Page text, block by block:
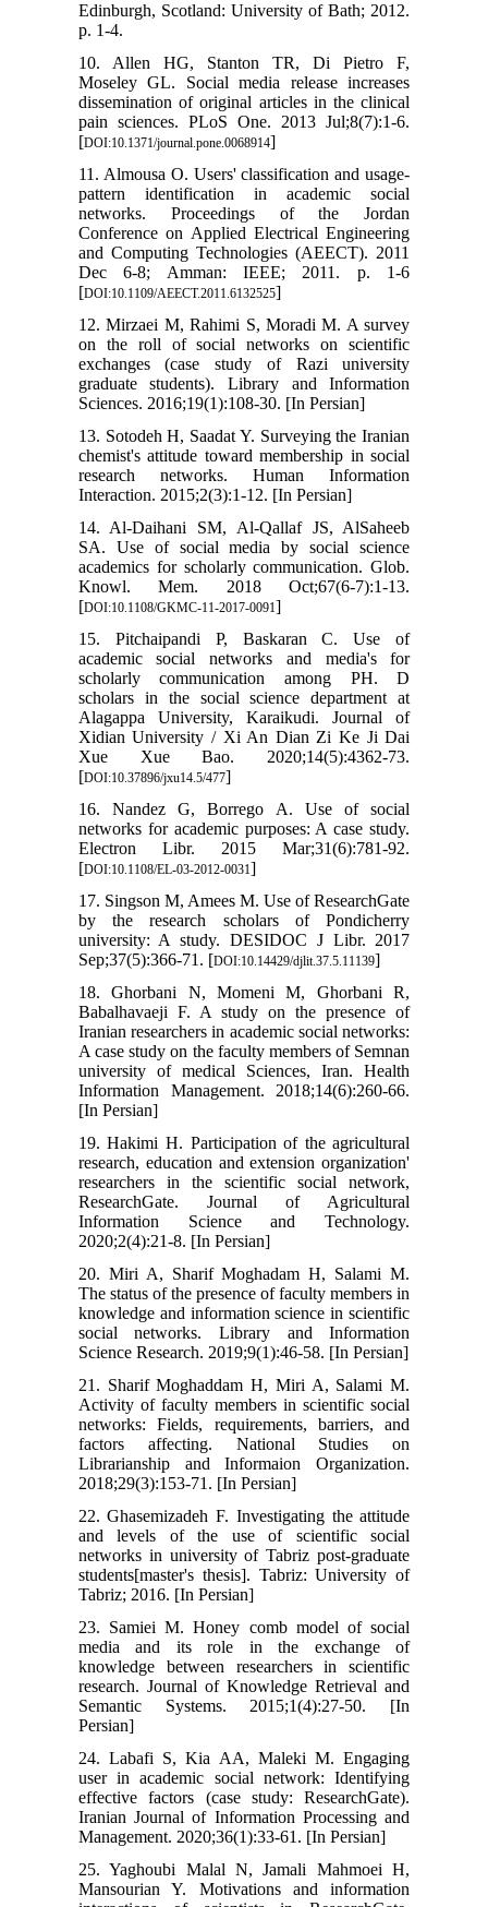
Edinburgh, Scotland: University of Bath; 2012.
p. 1-4.
10. Allen HG, Stanton TR, Di Pietro F,
Moseley GL. Social media release increases
dissemination of original articles in the clinical
pain sciences. PLoS One. 2013 Jul;8(7):1-6.
[DOI:10.1371/journal.pone.0068914]
11. Almousa O. Users' classification and usage-
pattern identification in academic social
networks. Proceedings of the Jordan
Conference on Applied Electrical Engineering
and Computing Technologies (AEECT). 2011
Dec 6-8; Amman: IEEE; 2011. p. 1-6
[DOI:10.1109/AEECT.2011.6132525]
12. Mirzaei M, Rahimi S, Moradi M. A survey
on the roll of social networks on scientific
exchanges (case study of Razi university
graduate students). Library and Information
Sciences. 2016;19(1):108-30. [In Persian]
13. Sotodeh H, Saadat Y. Surveying the Iranian
chemist's attitude toward membership in social
research networks. Human Information
Interaction. 2015;2(3):1-12. [In Persian]
14. Al-Daihani SM, Al-Qallaf JS, AlSaheeb
SA. Use of social media by social science
academics for scholarly communication. Glob.
Knowl. Mem. 2018 Oct;67(6-7):1-13.
[DOI:10.1108/GKMC-11-2017-0091]
15. Pitchaipandi P, Baskaran C. Use of
academic social networks and media's for
scholarly communication among PH. D
scholars in the social science department at
Alagappa University, Karaikudi. Journal of
Xidian University / Xi An Dian Zi Ke Ji Dai
Xue Xue Bao. 2020;14(5):4362-73.
[DOI:10.37896/jxu14.5/477]
16. Nandez G, Borrego A. Use of social
networks for academic purposes: A case study.
Electron Libr. 2015 Mar;31(6):781-92.
[DOI:10.1108/EL-03-2012-0031]
17. Singson M, Amees M. Use of ResearchGate
by the research scholars of Pondicherry
university: A study. DESIDOC J Libr. 2017
Sep;37(5):366-71. [DOI:10.14429/djlit.37.5.11139]
18. Ghorbani N, Momeni M, Ghorbani R,
Babalhavaeji F. A study on the presence of
Iranian researchers in academic social networks:
A case study on the faculty members of Semnan
university of medical Sciences, Iran. Health
Information Management. 2018;14(6):260-66.
[In Persian]
19. Hakimi H. Participation of the agricultural
research, education and extension organization'
researchers in the scientific social network,
ResearchGate. Journal of Agricultural
Information Science and Technology.
2020;2(4):21-8. [In Persian]
20. Miri A, Sharif Moghadam H, Salami M.
The status of the presence of faculty members in
knowledge and information science in scientific
social networks. Library and Information
Science Research. 2019;9(1):46-58. [In Persian]
21. Sharif Moghaddam H, Miri A, Salami M.
Activity of faculty members in scientific social
networks: Fields, requirements, barriers, and
factors affecting. National Studies on
Librarianship and Informaion Organization.
2018;29(3):153-71. [In Persian]
22. Ghasemizadeh F. Investigating the attitude
and levels of the use of scientific social
networks in university of Tabriz post-graduate
students[master's thesis]. Tabriz: University of
Tabriz; 2016. [In Persian]
23. Samiei M. Honey comb model of social
media and its role in the exchange of
knowledge between researchers in scientific
research. Journal of Knowledge Retrieval and
Semantic Systems. 2015;1(4):27-50. [In
Persian]
24. Labafi S, Kia AA, Maleki M. Engaging
user in academic social network: Identifying
effective factors (case study: ResearchGate).
Iranian Journal of Information Processing and
Management. 2020;36(1):33-61. [In Persian]
25. Yaghoubi Malal N, Jamali Mahmoei H,
Mansourian Y. Motivations and information